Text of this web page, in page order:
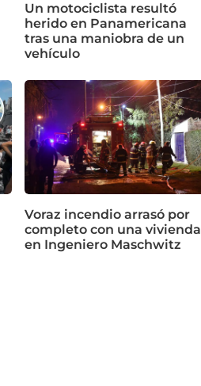
Un motociclista resultó
herido en Panamericana
tras una maniobra de un
vehículo
Voraz incendio arrasó por
completo con una vivienda
en Ingeniero Maschwitz